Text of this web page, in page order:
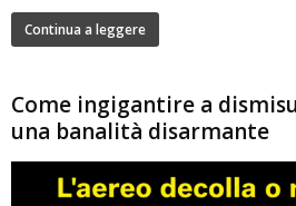
Continua a leggere
Come ingigantire a
una banalità disarmante